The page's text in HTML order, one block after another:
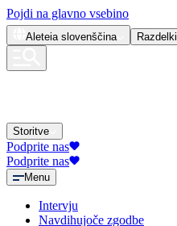
Pojdi na glavno vsebino
Aleteia slovenščina Razdelki
Storitve
Podprite nas
Podprite nas
Menu
Intervju
Navdihujoče zgodbe